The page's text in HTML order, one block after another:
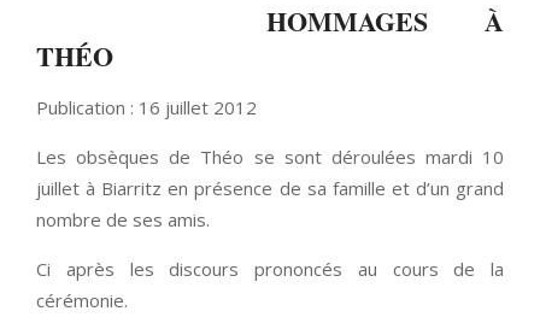
HOMMAGES À
THÉO
Publication : 16 juillet 2012
Les obsèques de Théo se sont déroulées mardi 10
juillet à Biarritz en présence de sa famille et d’un grand
nombre de ses amis.
Ci après les discours prononcés au cours de la
cérémonie.